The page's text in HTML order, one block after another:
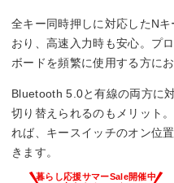
全キー同時押しに対応したN
おり、高速入力時も安心。プ
ボードを頻繁に使用する方に
Bluetooth 5.0と有線の両方に
切り替えられるのもメリット
れば、キースイッチのオン位
きます。